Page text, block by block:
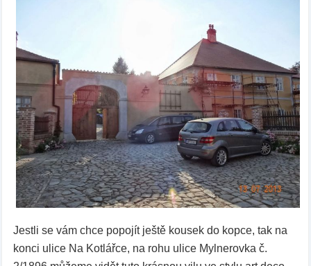
Jestli se vám chce popojít ještě kousek do kopce, tak na
konci ulice Na Kotlářce, na rohu ulice Mylnerovka č.